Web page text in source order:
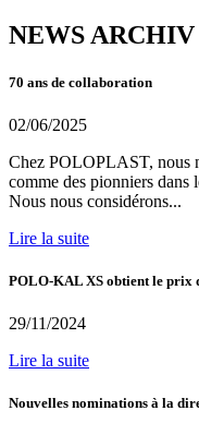
NEWS ARCHIV
70 ans de collaboration
02/06/2025
Chez POLOPLAST, nous
comme des pionniers dans
Nous nous considérons...
Lire la suite
POLO-KAL XS obtient le prix
29/11/2024
Lire la suite
Nouvelles nominations à la